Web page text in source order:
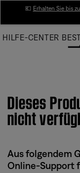
Main
💶 Erhalten Sie bis
HILFE-CENTER
Dieses
nicht
Aus folgendem
Online-Support